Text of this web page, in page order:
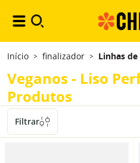
Início > finalizador > Linhas
Veganos - Liso
Produtos
Filtrar